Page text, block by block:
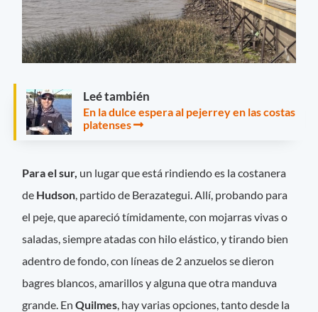
Leé también
En la dulce espera al pejerrey en las costas
platenses
Para el sur, un lugar que está rindiendo es la costanera
de Hudson , partido de Berazategui. Allí, probando para
el peje, que apareció tímidamente, con mojarras vivas o
saladas, siempre atadas con hilo elástico, y tirando bien
adentro de fondo, con líneas de 2 anzuelos se dieron
bagres blancos, amarillos y alguna que otra manduva
grande. EnQuilmes , hay varias opciones, tanto desde la